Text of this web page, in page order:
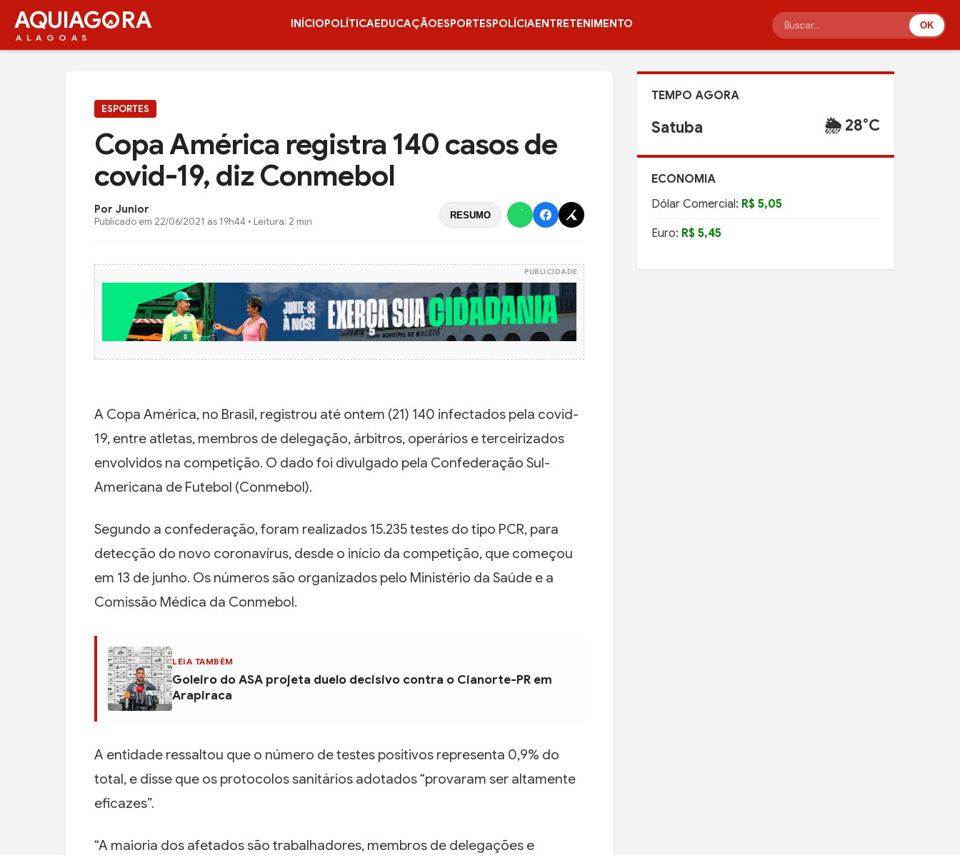
AQUIAG RA
ALAGOAS
INÍCIOPOLÍTICAEDUCAÇÃOESPORTESPOLÍCIAENTRETENIMENTO OK
ESPORTES
Copa América registra 140 casos de
covid-19, diz Conmebol
Por Junior
Publicado em 22/06/2021 às 19h44 • Leitura: 2 min
RESUMO
PUBLICIDADE
A Copa América, no Brasil, registrou até ontem (21) 140 infectados pela covid-
19, entre atletas, membros de delegação, árbitros, operários e terceirizados
envolvidos na competição. O dado foi divulgado pela Confederação Sul-
Americana de Futebol (Conmebol).
Segundo a confederação, foram realizados 15.235 testes do tipo PCR, para
detecção do novo coronavírus, desde o início da competição, que começou
em 13 de junho. Os números são organizados pelo Ministério da Saúde e a
Comissão Médica da Conmebol.
LEIA TAMBÉM
Goleiro do ASA projeta duelo decisivo contra o Cianorte-PR em
Arapiraca
A entidade ressaltou que o número de testes positivos representa 0,9% do
total, e disse que os protocolos sanitários adotados “provaram ser altamente
eficazes”.
“A maioria dos afetados são trabalhadores, membros de delegações e
TEMPO AGORA
Satuba 🌦️ 28°C
ECONOMIA
Dólar Comercial: R$ 5,05
Euro: R$ 5,45